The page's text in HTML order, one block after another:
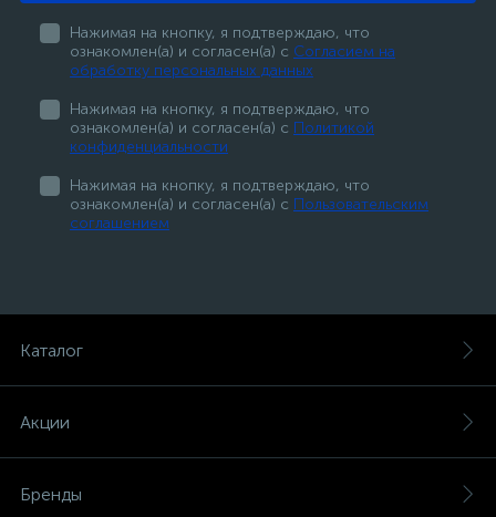
Нажимая на кнопку, я подтверждаю, что
ознакомлен(а) и согласен(а) с Согласием на
обработку персональных данных
Нажимая на кнопку, я подтверждаю, что
ознакомлен(а) и согласен(а) с Политикой
конфиденциальности
Нажимая на кнопку, я подтверждаю, что
ознакомлен(а) и согласен(а) с Пользовательским
соглашением
Каталог
Акции
Бренды